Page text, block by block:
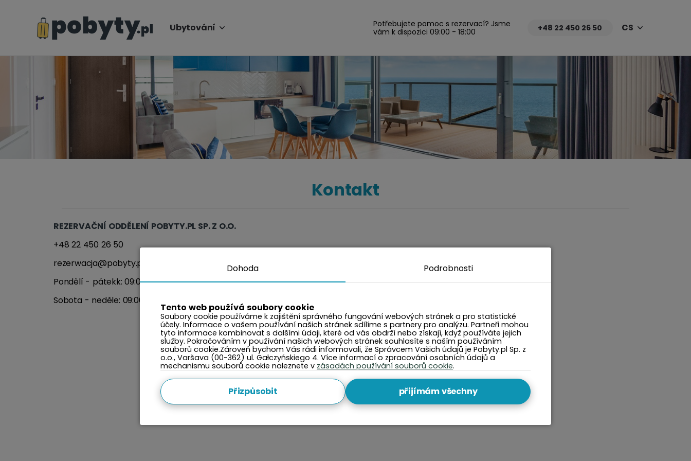
Ubytování
Potřebujete pomoc s rezervací? Jsme
vám k dispozici 09:00 - 18:00
+48 22 450 26 50 CS
Kontakt
REZERVAČNÍ ODDĚLENÍ POBYTY.PL SP. Z O.O.
+48 22 450 26 50
rezerwacja@pobyty.pl
Pondělí - pátekk: 09:00 - 17:00
Sobota - neděle: 09:00 - 14:00
Dohoda Podrobnosti
Tento web používá soubory cookie
Soubory cookie používáme k zajištění správného fungování webových stránek a pro statistické
účely. Informace o vašem používání našich stránek sdílíme s partnery pro analýzu. Partneři mohou
tyto informace kombinovat s dalšími údaji, které od vás obdrží nebo získají, když používáte jejich
služby. Pokračováním v používání našich webových stránek souhlasíte s naším používáním
souborů cookie.Zároveň bychom Vás rádi informovali, že Správcem Vašich údajů je Pobyty.pl Sp. z
o.o., Varšava (00-362) ul. Gałczyńskiego 4. Více informací o zpracování osobních údajů a
mechanismu souborů cookie naleznete v zásadách používání souborů cookie.
Přizpůsobit přijímám všechny